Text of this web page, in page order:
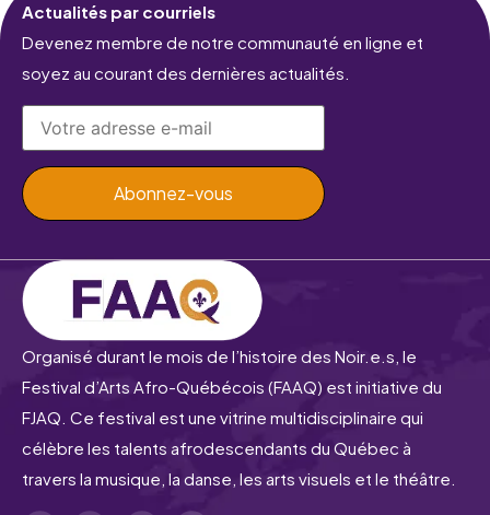
Actualités par courriels
Devenez membre de notre communauté en ligne et
soyez au courant des dernières actualités.
Organisé durant le mois de l’histoire des Noir.e.s, le
Festival d’Arts Afro-Québécois (FAAQ) est initiative du
FJAQ. Ce festival est une vitrine multidisciplinaire qui
célèbre les talents afrodescendants du Québec à
travers la musique, la danse, les arts visuels et le théâtre.